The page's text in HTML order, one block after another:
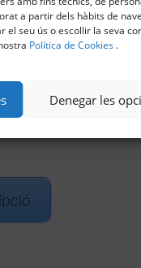
a partir dels hàbits de
el seu ús o escollir la seva
Política de Cookies.
Denegar les
ha un mínim de 5